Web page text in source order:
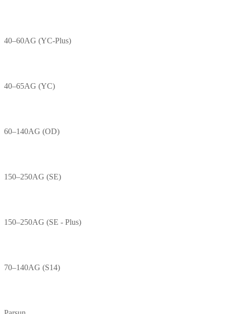
40–60AG (YC-Plus)
40–65AG (YC)
60–140AG (OD)
150–250AG (SE)
150–250AG (SE - Plus)
70–140AG (S14)